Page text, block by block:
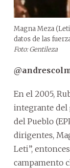
Magna Meza
datos de las
Foto: Gentileza
En el 2005,
integrante del
del Pueblo
dirigentes,
Leti”,
campamento